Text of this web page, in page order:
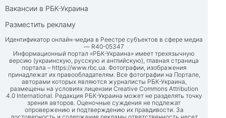
Вакансии в РБК-Украина
Разместить рекламу
Идентификатор онлайн-медиа в Реестре субъектов в сфере медиа
— R40-05347
Информационный портал «РБК-Украина» имеет трехязычную
версию (украинскую, русскую и английскую), главная страница
портала – https://www.rbc.ua. Фотографии, изображения
принадлежат их правообладателям. Все фотографии на Портале,
авторами которых являются журналисты РБК-Украина,
размещены на условиях лицензии Creative Commons Attribution
4.0 International. Редакция РБК-Украина может не разделять точку
зрения авторов. Оценочные суждения не подлежат
опровержению и подтверждению их правдивости. За